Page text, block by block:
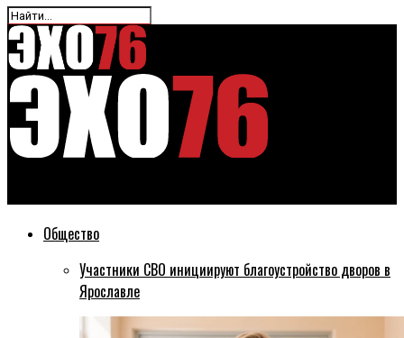
Общество
Участники СВО инициируют благоустройство дворов в
Ярославле